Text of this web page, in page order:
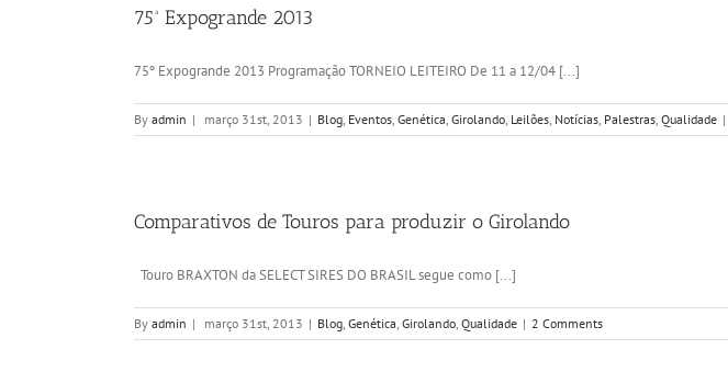
75ª Expogrande 2013
75º Expogrande 2013 Programação TORNEIO LEITEIRO De 11 a 12/04 [...]
By admin | março 31st, 2013 | Blog, Eventos, Genética, Girolando, Leilões, Notícias, Palestras, Qualidade |
Comparativos de Touros para produzir o Girolando
Touro BRAXTON da SELECT SIRES DO BRASIL segue como [...]
By admin | março 31st, 2013 | Blog, Genética, Girolando, Qualidade | 2 Comments